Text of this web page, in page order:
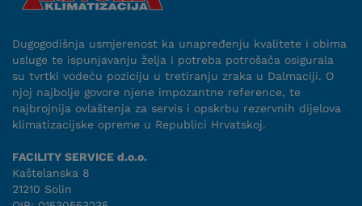
Dugogodišnja usmjerenost ka unapređenju kvalitete i obima
usluge te ispunjavanju želja i potreba potrošača osigurala
su tvrtki vodeću poziciju u tretiranju zraka u Dalmaciji. O
njoj najbolje govore njene impozantne reference, te
najbrojnija ovlaštenja za servis i opskrbu rezervnih dijelova
klimatizacijske opreme u Republici Hrvatskoj.
FACILITY SERVICE d.o.o.
Kaštelanska 8
21210 Solin